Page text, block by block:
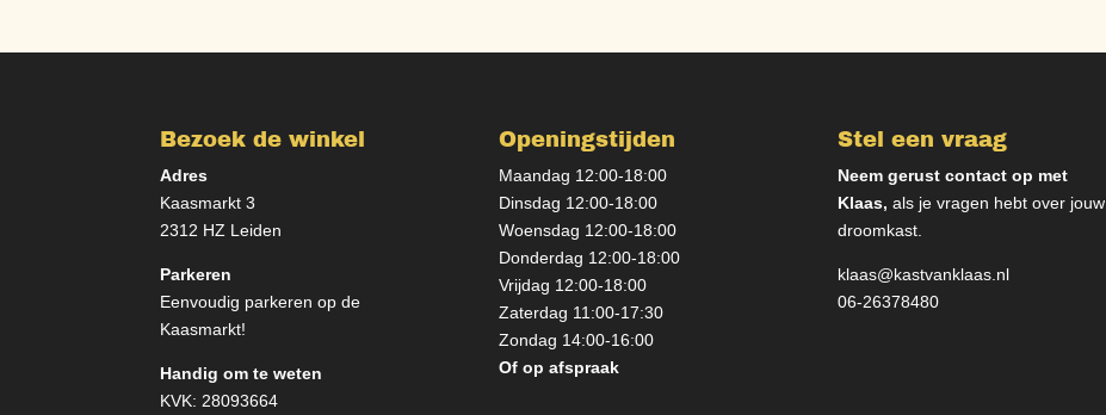
Bezoek de winkel
Adres
Kaasmarkt 3
2312 HZ Leiden
Parkeren
Eenvoudig parkeren op de
Kaasmarkt!
Handig om te weten
KVK: 28093664
Openingstijden
Maandag 12:00-18:00
Dinsdag 12:00-18:00
Woensdag 12:00-18:00
Donderdag 12:00-18:00
Vrijdag 12:00-18:00
Zaterdag 11:00-17:30
Zondag 14:00-16:00
Of op afspraak
Stel een vraag
Neem gerust contact op met
Klaas, als je vragen hebt over jouw
droomkast.
klaas@kastvanklaas.nl
06-26378480